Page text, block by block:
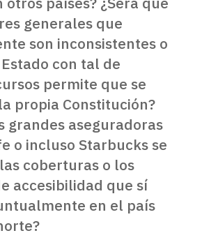
generales que
son inconsistentes o
con tal de
permite que se
propia Constitución?
grandes aseguradoras
o incluso Starbucks se
coberturas o los
accesibilidad que sí
en el país